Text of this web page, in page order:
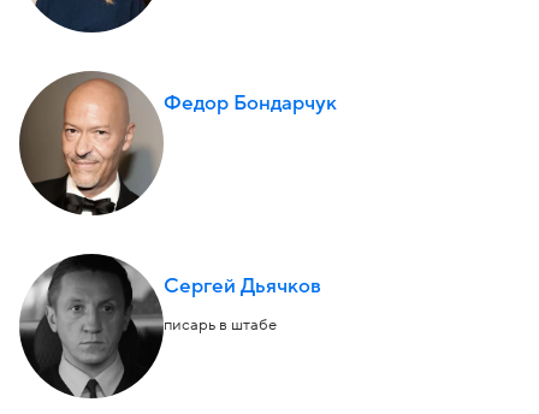
Федор Бондарчук
Сергей Дьячков
писарь в штабе